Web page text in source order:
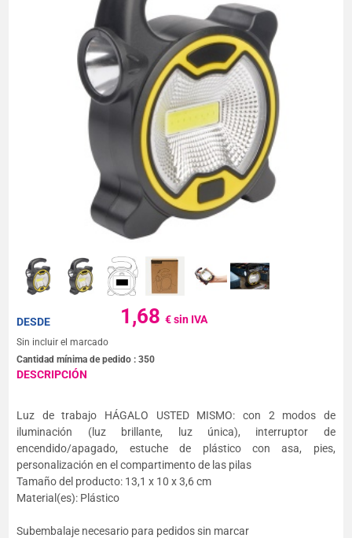
1,68€ sin IVA
DESDE
Sin incluir el marcado
Cantidad mínima de pedido :350
DESCRIPCIÓN
Luz de trabajo HÁGALO USTED MISMO: con 2 modos de
iluminación (luz brillante, luz única), interruptor de
encendido/apagado, estuche de plástico con asa, pies,
personalización en el compartimento de las pilas
Tamaño del producto: 13,1 x 10 x 3,6 cm
Material(es): Plástico
Subembalaje necesario para pedidos sin marcar